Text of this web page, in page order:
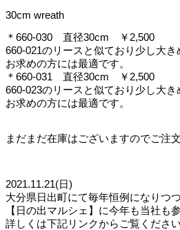
30cm wreath
＊660-030 直径30cm ￥2,500
660-021のリースと似ており少し大き
お求めの方には最適です。
＊660-031 直径30cm ￥2,500
660-023のリースと似ており少し大き
お求めの方には最適です。
まだまだ在庫はございますのでご注
2021.11.21(日)
大分県日出町にて毎年恒例になりつ
【日の出マルシェ】に今年も当社も
詳しくは下記リンクからご覧くださ